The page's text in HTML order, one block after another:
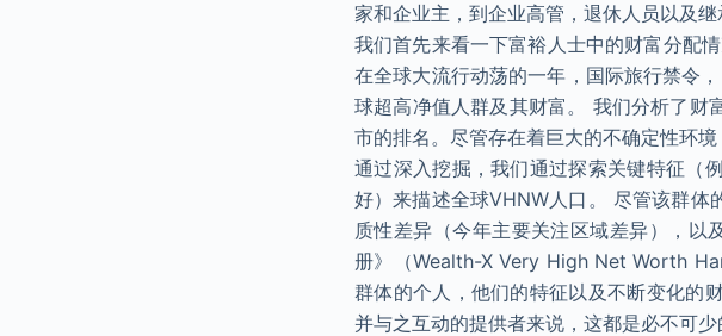
家和企业主，到企业高管，退休人员以及继
我们首先来看一下富裕人士中的财富分配
在全球大流行动荡的一年，国际旅行禁令
球超高净值人群及其财富。 我们分析了财
市的排名。尽管存在着巨大的不确定性环
通过深入挖掘，我们通过探索关键特征（
好）来描述全球VHNW人口。 尽管该群体
质性差异（今年主要关注区域差异），以
册》（Wealth-X Very High Net Worth
群体的个人，他们的特征以及不断变化的
并与之互动的提供者来说，这都是必不可少